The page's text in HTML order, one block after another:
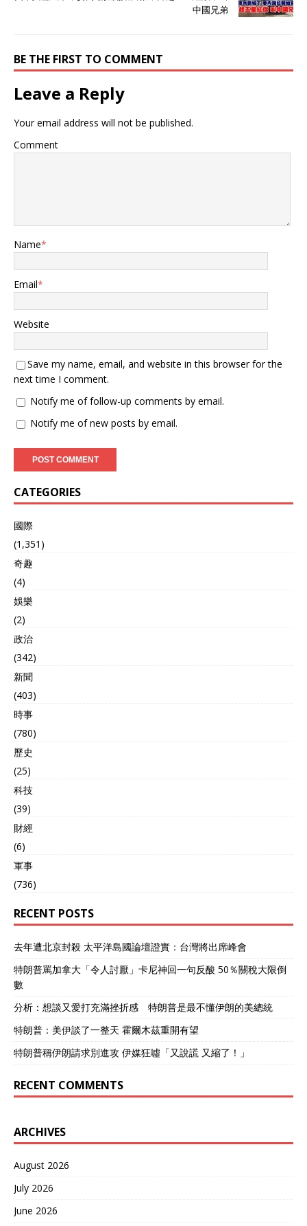
中國兄弟
BE THE FIRST TO COMMENT
Leave a Reply
Your email address will not be published.
Comment
Name*
Email*
Website
Save my name, email, and website in this browser for the
next time I comment.
Notify me of follow-up comments by email.
Notify me of new posts by email.
CATEGORIES
國際
(1,351)
奇趣
(4)
娛樂
(2)
政治
(342)
新聞
(403)
時事
(780)
歷史
(25)
科技
(39)
財經
(6)
軍事
(736)
RECENT POSTS
去年遭北京封殺 太平洋島國論壇證實：台灣將出席峰會
特朗普罵加拿大「令人討厭」卡尼神回一句反酸 50％關稅大限倒
數
分析：想談又愛打充滿挫折感 特朗普是最不懂伊朗的美總統
特朗普：美伊談了一整天 霍爾木茲重開有望
特朗普稱伊朗請求別進攻 伊媒狂噓「又說謊 又縮了！」
RECENT COMMENTS
ARCHIVES
August 2026
July 2026
June 2026